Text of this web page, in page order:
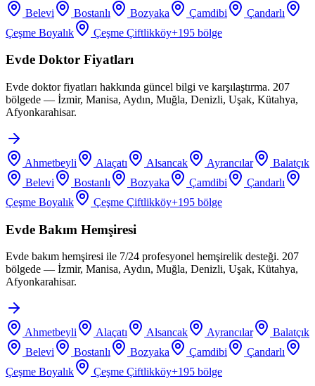
Belevi
Bostanlı Bozyaka Çamdibi
Çandarlı
Çeşme Boyalık
Çeşme Çiftlikköy+195 bölge
Evde Doktor Fiyatları
Evde doktor fiyatları hakkında güncel bilgi ve karşılaştırma. 207
bölgede — İzmir, Manisa, Aydın, Muğla, Denizli, Uşak, Kütahya,
Afyonkarahisar.
Ahmetbeyli Alaçatı Alsancak Ayrancılar
Balatçık
Belevi
Bostanlı Bozyaka Çamdibi
Çandarlı
Çeşme Boyalık
Çeşme Çiftlikköy+195 bölge
Evde Bakım Hemşiresi
Evde bakım hemşiresi ile 7/24 profesyonel hemşirelik desteği. 207
bölgede — İzmir, Manisa, Aydın, Muğla, Denizli, Uşak, Kütahya,
Afyonkarahisar.
Ahmetbeyli Alaçatı Alsancak Ayrancılar
Balatçık
Belevi
Bostanlı Bozyaka Çamdibi
Çandarlı
Çeşme Boyalık
Çeşme Çiftlikköy+195 bölge